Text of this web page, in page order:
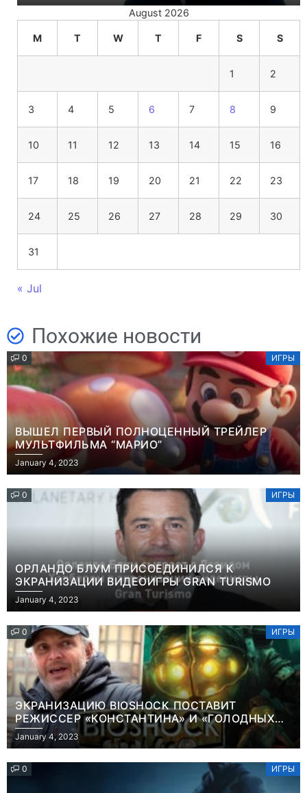
August 2026
M T W T F S S
1 2
3 4 5 6 7 8 9
10 11 12 13 14 15 16
17 18 19 20 21 22 23
24 25 26 27 28 29 30
31
« Jul
Похожие новости
0 ИГРЫ
ВЫШЕЛ ПЕРВЫЙ ПОЛНОЦЕННЫЙ ТРЕЙЛЕР
МУЛЬТФИЛЬМА “МАРИО”
January 4, 2023
0 ИГРЫ
ОРЛАНДО БЛУМ ПРИСОЕДИНИЛСЯ К
ЭКРАНИЗАЦИИ ВИДЕОИГРЫ GRAN TURISMO
January 4, 2023
0 ИГРЫ
ЭКРАНИЗАЦИЮ BIOSHOCK ПОСТАВИТ
РЕЖИССЕР «КОНСТАНТИНА» И «ГОЛОДНЫХ
ИГР»
January 4, 2023
0 ИГРЫ